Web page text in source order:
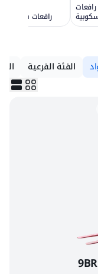
رافعات
رافعات باليت
الفئة الفرعية